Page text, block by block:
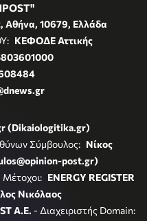
Αθήνα, 10679, Ελλάδα
ΚΕΦΟΔΕ Αττικής
(Dikaiologitika.gr)
Σύμβουλος: Νίκος
post.gr)
Μέτοχοι: ENERGY REGISTER
Νικόλαος
A.E. - Διαχειριστής Domain: